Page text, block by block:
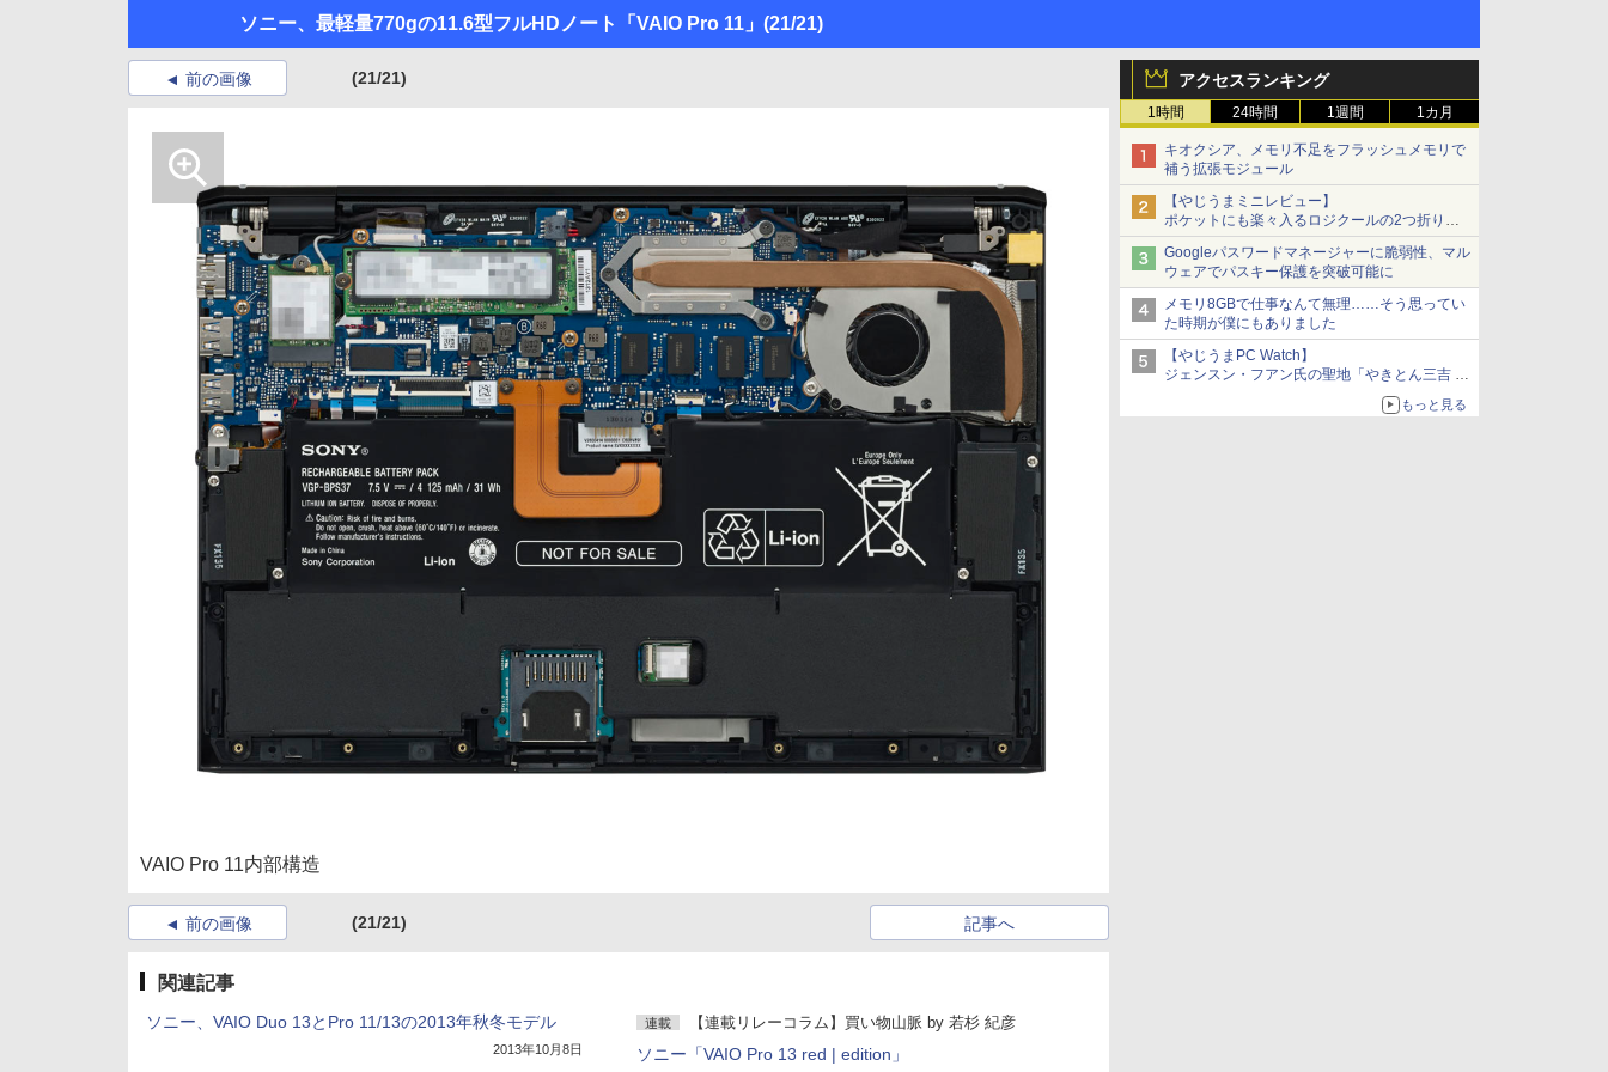
ソニー、最軽量770gの11.6型フルHDノート「VAIO Pro 11」 (21/21)
アクセスランキング
1時間 24時間 1週間 1カ月
キオクシア、メモリ不足をフラッシュメモリで
補う拡張モジュール
【やじうまミニレビュー】
ポケットにも楽々入るロジクールの2つ折りマ
ウス「Mobi Fold」。その気になるギミックと
は？
Googleパスワードマネージャーに脆弱性、マル
ウェアでパスキー保護を突破可能に
メモリ8GBで仕事なんて無理……そう思ってい
た時期が僕にもありました
【やじうまPC Watch】
ジェンスン・フアン氏の聖地「やきとん三吉 神
田北口店」で「ご来店記念コース」を娘と堪能
～コース名を変更したのはNVIDIAに怒られたか
もっと見る
前の画像 (21/21)
VAIO Pro 11内部構造
前の画像 (21/21) 記事へ
関連記事
ソニー、VAIO Duo 13とPro 11/13の2013年秋冬モデル
2013年10月8日
連載 【連載リレーコラム】買い物山脈 by 若杉 紀彦
ソニー「VAIO Pro 13 red | edition」